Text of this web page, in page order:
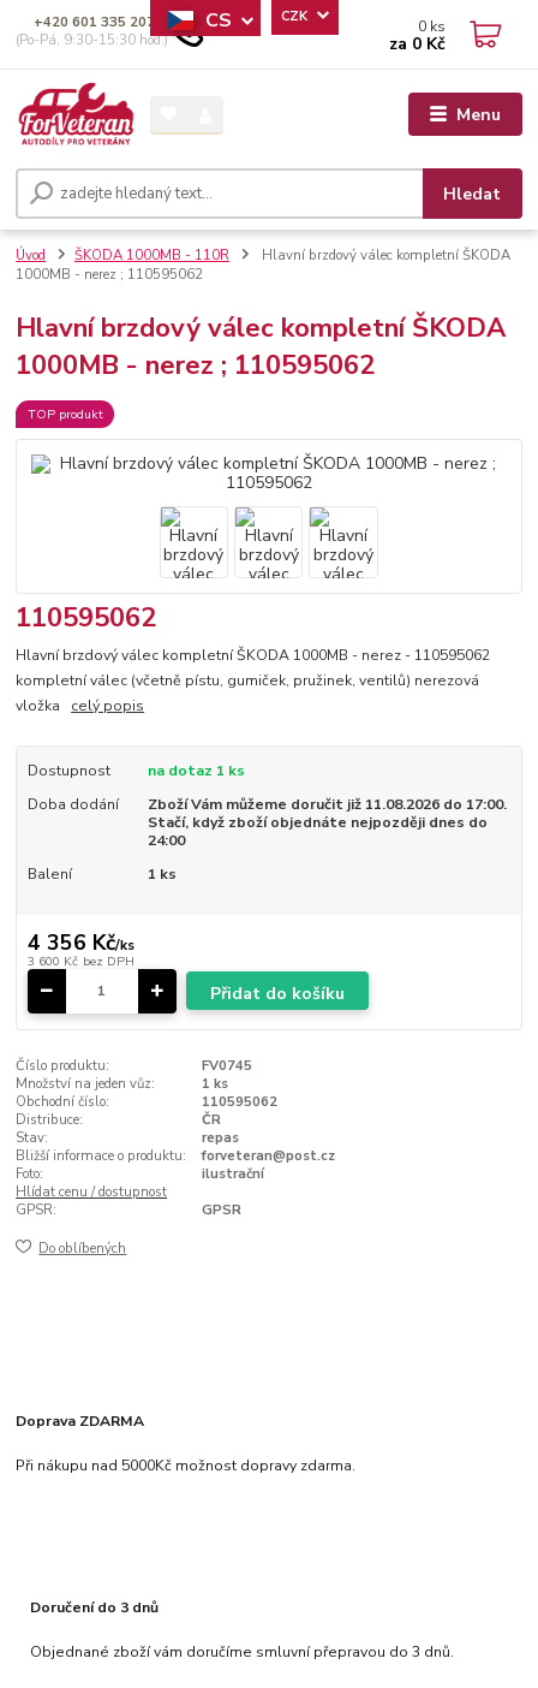
Menu
CS CZK
Hledat
+420 601 335 207
(Po-Pá, 9:30-15:30 hod.)
0 ks
za 0 Kč
Úvod ŠKODA 1000MB - 110R
Hlavní brzdový válec kompletní ŠKODA
1000MB - nerez ; 110595062
Hlavní brzdový válec kompletní ŠKODA
1000MB - nerez ; 110595062
TOP produkt
110595062
Hlavní brzdový válec kompletní ŠKODA 1000MB - nerez - 110595062
kompletní válec (včetně pístu, gumiček, pružinek, ventilů) nerezová
vložka celý popis
Dostupnost
na dotaz 1 ks
Doba dodání
Zboží Vám můžeme doručit již 11.08.2026 do 17:00.
Stačí, když zboží objednáte nejpozději dnes do
24:00
Balení
1 ks
4 356 Kč/ks
3 600 Kč bez DPH
Přidat do košíku
Číslo produktu:
FV0745
Množství na jeden vůz:
1 ks
Obchodní číslo:
110595062
Distribuce:
ČR
Stav:
repas
Bližší informace o produktu:
forveteran@post.cz
Foto:
ilustrační
Hlídat cenu / dostupnost
GPSR:
GPSR
Do oblíbených
Doprava ZDARMA
Při nákupu nad 5000Kč možnost dopravy zdarma.
Doručení do 3 dnů
Objednané zboží vám doručíme smluvní přepravou do 3 dnů.